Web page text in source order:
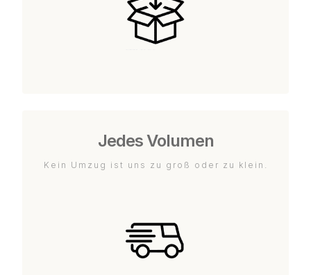
Jedes Volumen
Kein Umzug ist uns zu groß oder zu klein.